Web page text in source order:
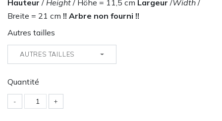
Hauteur / Height / Höhe = 11,5 cm Largeur /Width /
Breite = 21 cm !! Arbre non fourni !!
Autres tailles
AUTRES TAILLES
Quantité
- +